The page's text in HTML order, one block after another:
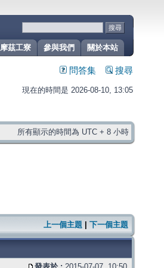
關於本站
參與我們
摩茲工寮
問答集 搜尋
現在的時間是 2026-08-10, 13:05
所有顯示的時間為 UTC + 8 小時
上一個主題 下一個主題